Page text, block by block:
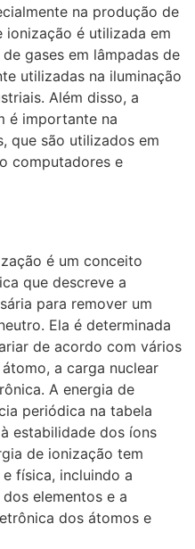
na produção de
ionização é utilizada em
gases em lâmpadas de
utilizadas na iluminação
Além disso, a
é importante na
que são utilizados em
computadores e
é um conceito
que descreve a
para remover um
Ela é determinada
de acordo com vários
a carga nuclear
A energia de
periódica na tabela
estabilidade dos íons
de ionização tem
física, incluindo a
elementos e a
dos átomos e